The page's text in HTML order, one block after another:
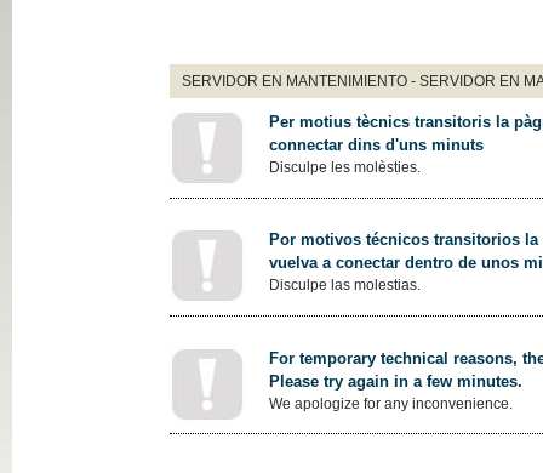
SERVIDOR EN MANTENIMIENTO - SERVIDOR EN
Per motius tècnics transitoris la
connectar dins d'uns minuts
Disculpe les molèsties.
Por motivos técnicos transitorios
vuelva a conectar dentro de unos
Disculpe las molestias.
For temporary technical reasons,
Please try again in a few minutes.
We apologize for any inconvenience.